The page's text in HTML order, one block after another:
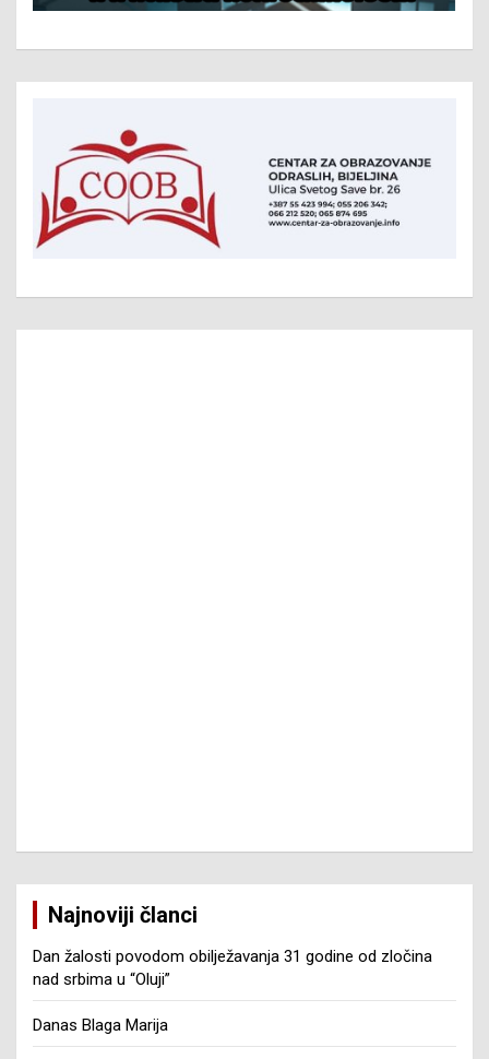
Najnoviji članci
Dan žalosti povodom obilježavanja 31 godine od zločina
nad srbima u “Oluji”
Danas Blaga Marija